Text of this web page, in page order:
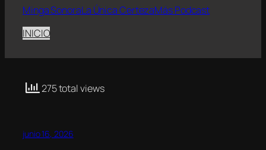
Minga SonoraLa Única CertezaMás Podcast
INICIO
275 total views
junio 16, 2026